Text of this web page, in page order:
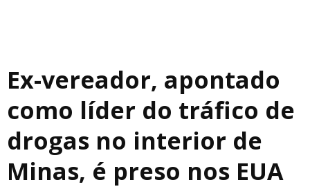
Ex-vereador, apontado
como líder do tráfico de
drogas no interior de
Minas, é preso nos EUA